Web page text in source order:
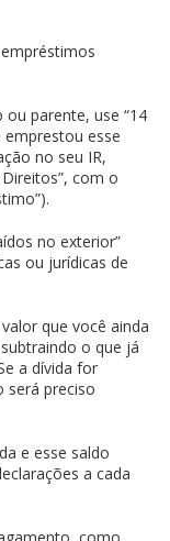
parente, use “14
emprestou esse
no seu IR,
com o
no exterior”
ou jurídicas de
que você ainda
o que já
a dívida for
será preciso
e esse saldo
a cada